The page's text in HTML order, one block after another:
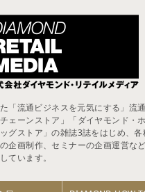
「流通ビジネスを元気にする」流
ェーンストア」「ダイヤモンド・
グストア」の雑誌3誌をはじめ、各
企画制作、セミナーの企画運営な
ています。